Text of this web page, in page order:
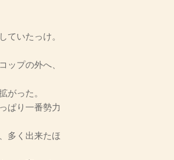
ていたっけ。
ップの外へ、
がった。
ぱり一番勢力
多く出来たほ